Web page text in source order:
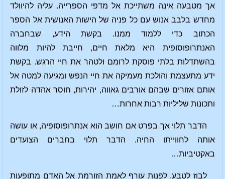
אך מטבעה אינה משתייכת אל מדפי הספרייה. עליה להיוולד
מחדש בלבב אנוש עם כל פניה של הישות האנושית אל הספר
הכתוב כדי ללמוד ממנו. בקשת הידע, שבחברה
האנתרופוסופית היא מלאת חיים, חייבת להיות מלווה
בהשתדלות בלתי פוסקת לרומם ולטהר את חיי הרגש. בקשת
ידע מתעצמת והולכת מעמיקה את חיי הנפש ומגיעה למטה אל
אותם אזורים שבהם אורבים גאווה, יהירות, חוסר אהדה לזולת
ותכונות שליליות רבות אחרות…
הדבר תלוי אך בפרט אם חושב הוא אנתרופוסופיה, או עושה
אותה לחווייתו החיה. הדבר תלוי בחברים הצועדים
באקטיביות…
לבוז לטבע, לפנות עורף לאמת הזורמת אל האדם מתופעות